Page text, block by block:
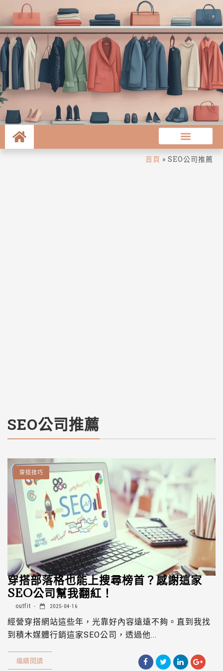
首頁 » SEO公司推薦
SEO公司推薦
穿搭技巧
穿搭部落格也能上搜尋榜首？感謝這家
SEO公司幫我翻紅！
outfit 2025-04-16
經營穿搭網站這些年，光靠好內容遠遠不夠。直到我找
到積木媒體行銷這家SEO公司，透過他...
繼續閱讀